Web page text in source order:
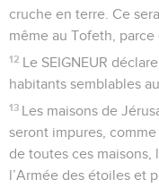
cruche en terre. Ce
même au Tofeth, parce
12 Le SEIGNEUR
habitants semblables
13 Les maisons de
seront impures,
de toutes ces maisons,
l’Armée des étoiles et